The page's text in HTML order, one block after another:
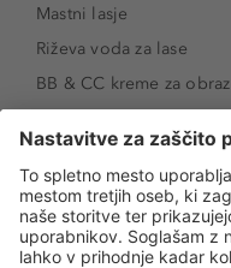
Mastni lasje
Riževa voda za lase
BB & CC kreme za obraz
SPF 30
Senčila za oči
Tekoči puder
Ličenje povešenih vek